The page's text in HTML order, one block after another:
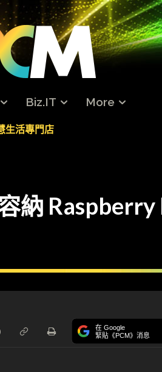
Biz.IT More
生活專門店
Raspberry
在 Google
緊貼《PCM》消息